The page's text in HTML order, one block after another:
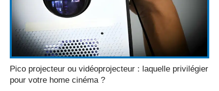
Pico projecteur ou vidéoprojecteur : laquelle privilégier
pour votre home cinéma ?